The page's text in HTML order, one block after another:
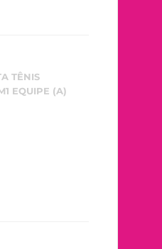
TÊNIS
EQUIPE (A)